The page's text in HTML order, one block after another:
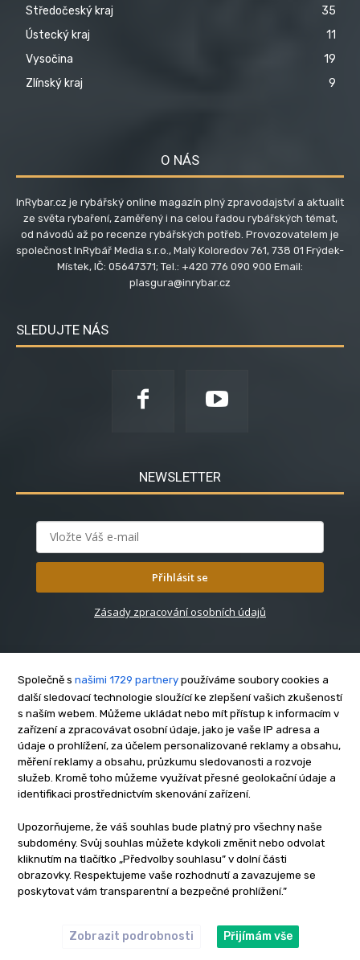
Středočeský kraj
35
Ústecký kraj
11
Vysočina
19
Zlínský kraj
9
O NÁS
InRybar.cz je rybářský online magazín plný zpravodajství a aktualit
ze světa rybaření, zaměřený i na celou řadou rybářských témat,
od návodů až po recenze rybářských potřeb. Provozovatelem je
společnost InRybář Media s.r.o., Malý Koloredov 761, 738 01 Frýdek-
Místek, IČ: 05647371; Tel.: +420 776 090 900 Email:
plasgura@inrybar.cz
SLEDUJTE NÁS
NEWSLETTER
Přihlásit se
Zásady zpracování osobních údajů
O nás
Kontakt
Reklama
Zásady soukromí
Cookies
Etický kodex
Redakce
InRybar.cz.
Společně s našimi 1729 partnery používáme soubory cookies a
další sledovací technologie sloužící ke zlepšení vašich zkušeností
s naším webem. Můžeme ukládat nebo mít přístup k informacím v
zařízení a zpracovávat osobní údaje, jako je vaše IP adresa a
údaje o prohlížení, za účelem personalizované reklamy a obsahu,
měření reklamy a obsahu, průzkumu sledovanosti a rozvoje
služeb. Kromě toho můžeme využívat přesné geolokační údaje a
identifikaci prostřednictvím skenování zařízení.
Upozorňujeme, že váš souhlas bude platný pro všechny naše
subdomény. Svůj souhlas můžete kdykoli změnit nebo odvolat
kliknutím na tlačítko „Předvolby souhlasu” v dolní části
obrazovky. Respektujeme vaše rozhodnutí a zavazujeme se
poskytovat vám transparentní a bezpečné prohlížení.”
Zobrazit podrobnosti Přijímám vše